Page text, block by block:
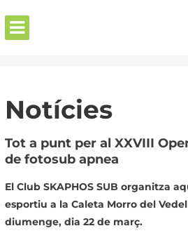
content
Notícies
Tot a punt per al XXVIII
de fotosub apnea
El Club SKAPHOS SUB organitza
esportiu a la Caleta Morro del
diumenge, dia 22 de març.